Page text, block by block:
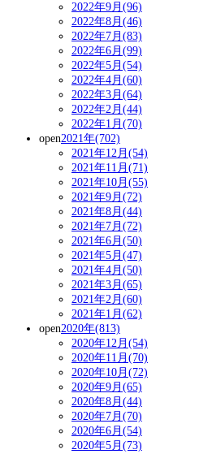
2022年9月(96)
2022年8月(46)
2022年7月(83)
2022年6月(99)
2022年5月(54)
2022年4月(60)
2022年3月(64)
2022年2月(44)
2022年1月(70)
open2021年(702)
2021年12月(54)
2021年11月(71)
2021年10月(55)
2021年9月(72)
2021年8月(44)
2021年7月(72)
2021年6月(50)
2021年5月(47)
2021年4月(50)
2021年3月(65)
2021年2月(60)
2021年1月(62)
open2020年(813)
2020年12月(54)
2020年11月(70)
2020年10月(72)
2020年9月(65)
2020年8月(44)
2020年7月(70)
2020年6月(54)
2020年5月(73)